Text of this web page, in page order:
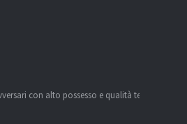
con alto possesso e qualità tecnica